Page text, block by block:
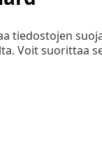
tiedostojen
Voit suorittaa